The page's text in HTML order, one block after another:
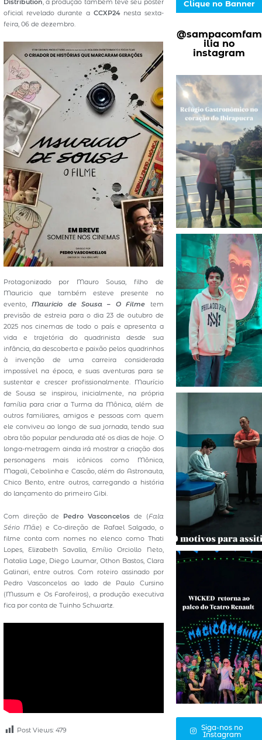
Distribution, a produção também teve seu pôster
oficial revelado durante a CCXP24 nesta sexta-
feira, 06 de dezembro.
Protagonizado por Mauro Sousa, filho de
Mauricio que também esteve presente no
evento,Mauricio de Sousa – O Filme
tem
previsão de estreia para o dia 23 de outubro de
2025 nos cinemas de todo o país e apresenta a
vida e trajetória do quadrinista desde sua
infância, da descoberta e paixão pelos quadrinhos
à invenção de uma carreira considerada
impossível na época, e suas aventuras para se
sustentar e crescer profissionalmente. Maurício
de Sousa se inspirou, inicialmente, na própria
família para criar a Turma da Mônica, além de
outros familiares, amigos e pessoas com quem
ele conviveu ao longo de sua jornada, tendo sua
obra tão popular pendurada até os dias de hoje. O
longa-metragem ainda irá mostrar a criação dos
personagens mais icônicos como Mônica,
Magali, Cebolinha e Cascão, além do Astronauta,
Chico Bento, entre outros, carregando a história
do lançamento do primeiro Gibi.
Com direção de Pedro Vasconcelosde (Fala
Sério Mãe) e Co-direção de Rafael Salgado, o
filme conta com nomes no elenco como Thati
Lopes, Elizabeth Savalla, Emílio Orciollo Neto,
Natalia Lage, Diego Laumar, Othon Bastos, Clara
Galinari, entre outros. Com roteiro assinado por
Pedro Vasconcelos ao lado de Paulo Cursino
(Mussum e Os Farofeiros), a produção executiva
fica por conta de Tuinho Schwartz.
Post Views: 479
Clique no Banner
@sampacomfam
ilia no
instagram
Siga-nos no
Instagram